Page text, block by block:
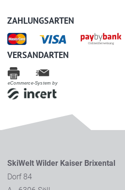
ZAHLUNGSARTEN
VERSANDARTEN
eCommerce-System by
SkiWelt Wilder Kaiser Brixental
Dorf 84